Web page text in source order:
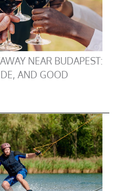
NEAR BUDAPEST:
AND GOOD